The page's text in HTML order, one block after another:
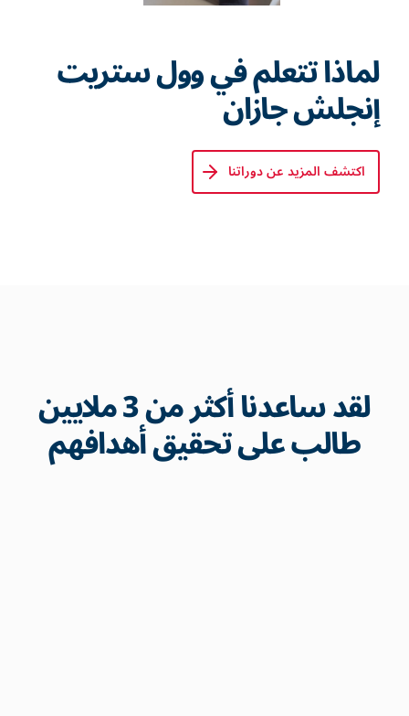
لماذا تتعلم في وول ستريت
إنجلش جازان
اكتشف المزيد عن دوراتنا
لقد ساعدنا أكثر من 3 ملايين
طالب على تحقيق أهدافهم